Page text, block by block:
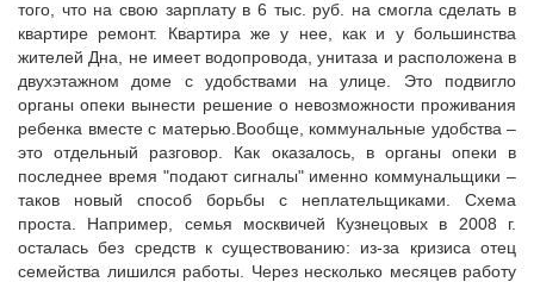
того, что на свою зарплату в 6 тыс. руб. на смогла сделать в
квартире ремонт. Квартира же у нее, как и у большинства
жителей Дна, не имеет водопровода, унитаза и расположена в
двухэтажном доме с удобствами на улице. Это подвигло
органы опеки вынести решение о невозможности проживания
ребенка вместе с матерью.Вообще, коммунальные удобства –
это отдельный разговор. Как оказалось, в органы опеки в
последнее время "подают сигналы" именно коммунальщики –
таков новый способ борьбы с неплательщиками. Схема
проста. Например, семья москвичей Кузнецовых в 2008 г.
осталась без средств к существованию: из-за кризиса отец
семейства лишился работы. Через несколько месяцев работу